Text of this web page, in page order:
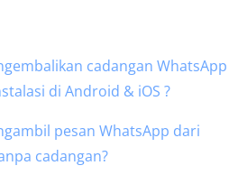
cadangan WhatsApp
di Android & iOS ?
pesan WhatsApp dari
cadangan?